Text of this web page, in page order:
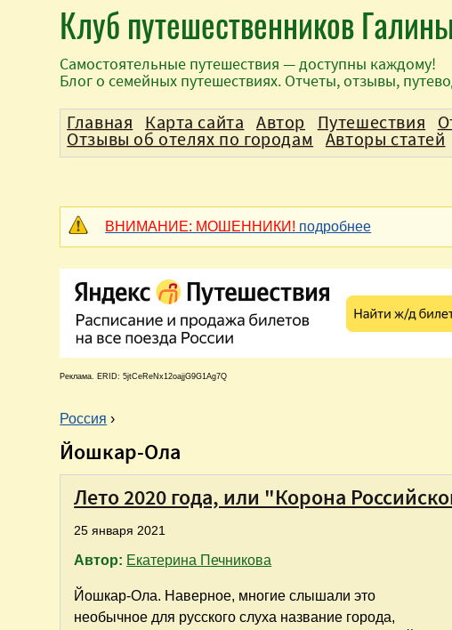
Клуб путешественников
Самостоятельные путешествия — доступны каждому!
Блог о семейных путешествиях. Отчеты, отзывы,
ВНИМАНИЕ: МОШЕННИКИ! подробнее
Реклама. ERID: 5jtCeReNx12oajjG9G1Ag7Q
В
ы
Россия ›
Йошкар-Ола
Лето 2020 года, или "Корона
25 января 2021
Автор: Екатерина Печникова
Йошкар-Ола. Наверное, многие слышали это
необычное для русского слуха название города,
Главная Карта сайта Автор Путешествия
Отзывы об отелях по городам Авторы статей